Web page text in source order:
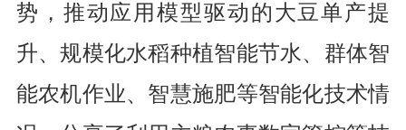
势，推动应用模型驱动的大豆单产提
升、规模化水稻种植智能节水、群体智
能农机作业、智慧施肥等智能化技术情